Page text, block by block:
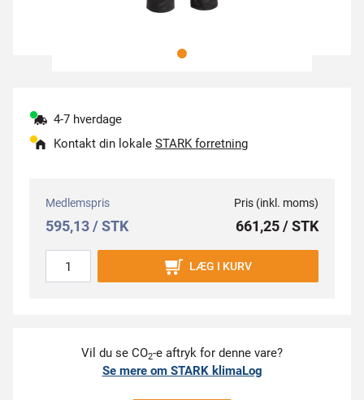
4-7 hverdage
Kontakt din lokale STARK forretning
Medlemspris
595,13 / STK
Pris (inkl. moms)
661,25 / STK
LÆG I KURV
Vil du se CO2-e aftryk for denne vare?
Se mere om STARK klimaLog